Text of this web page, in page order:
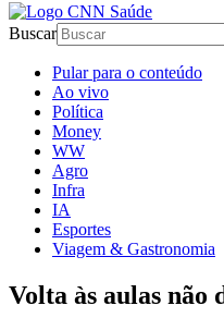
Buscar
Pular para o conteúdo
Ao vivo
Política
Money
WW
Agro
Infra
IA
Esportes
Viagem & Gastronomia
Volta às aulas não